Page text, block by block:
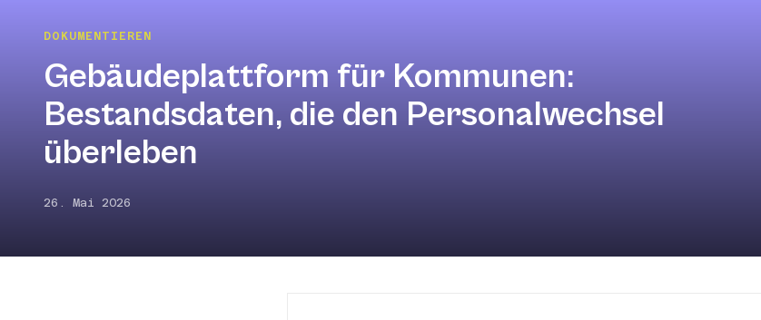
DOKUMENTIEREN
Gebäudeplattform für Kommunen:
Bestandsdaten, die den Personalwechsel
überleben
26. Mai 2026